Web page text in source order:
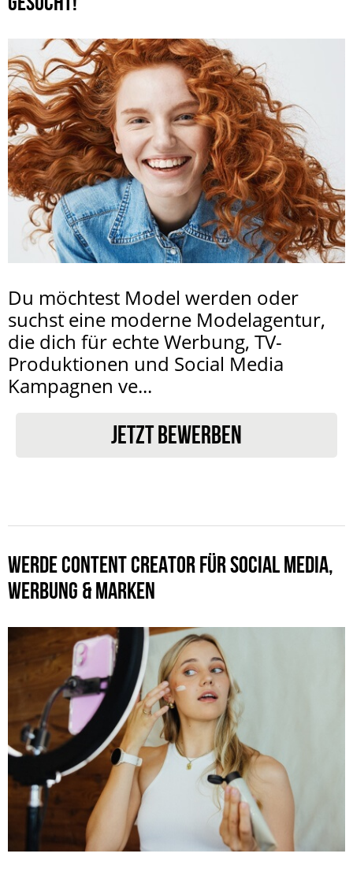
Du möchtest Model werden oder
suchst eine moderne Modelagentur,
die dich für echte Werbung, TV-
Produktionen und Social Media
Kampagnen ve...
JETZT BEWERBEN
WERDE CONTENT CREATOR FÜR SOCIAL MEDIA,
WERBUNG & MARKEN